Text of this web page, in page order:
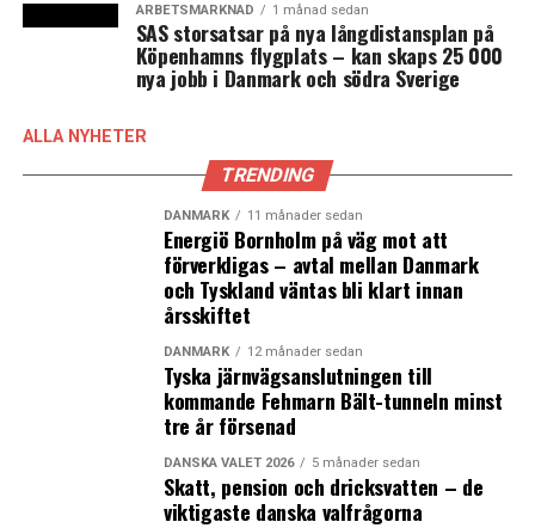
ARBETSMARKNAD 1 månad sedan
SAS storsatsar på nya långdistansplan på
Köpenhamns flygplats – kan skaps 25 000
nya jobb i Danmark och södra Sverige
ALLA NYHETER
TRENDING
DANMARK 11 månader sedan
Energiö Bornholm på väg mot att
förverkligas – avtal mellan Danmark
och Tyskland väntas bli klart innan
årsskiftet
DANMARK 12 månader sedan
Tyska järnvägsanslutningen till
kommande Fehmarn Bält-tunneln minst
tre år försenad
DANSKA VALET 2026 5 månader sedan
Skatt, pension och dricksvatten – de
viktigaste danska valfrågorna